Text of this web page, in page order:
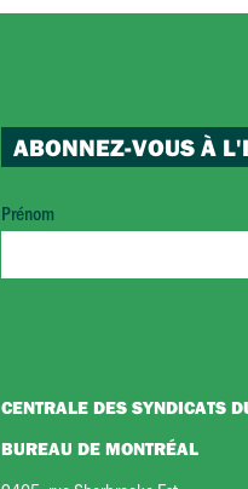
ABONNEZ-VOUS À
Prénom
CENTRALE DES SYNDICATS
BUREAU DE MONTRÉAL